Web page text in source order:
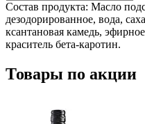
Состав продукта: Масло
дезодорированное, вода,
ксантановая камедь,
краситель бета-каротин.
Товары по акции